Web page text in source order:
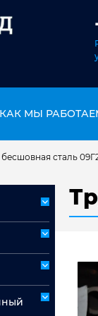
КАК МЫ
сталь